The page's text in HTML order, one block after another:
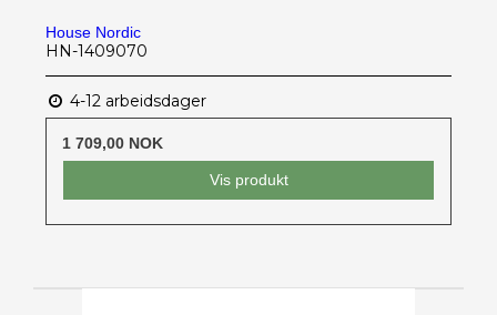
House Nordic
HN-1409070
4-12 arbeidsdager
1 709,00 NOK
Vis produkt